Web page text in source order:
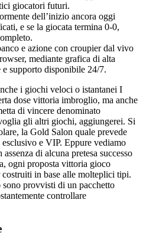
giocatori futuri.
dell’inizio ancora oggi
e se la giocata termina 0-0,
e azione con croupier dal vivo
mediante grafica di alta
supporto disponibile 24/7.
i giochi veloci o istantanei I
dose vittoria imbroglio, ma anche
di vincere denominato
gli altri giochi, aggiungerei. Si
la Gold Salon quale prevede
e VIP. Eppure vediamo
di alcuna pretesa successo
ogni proposta vittoria gioco
in base alle molteplici tipi.
provvisti di un pacchetto
controllare